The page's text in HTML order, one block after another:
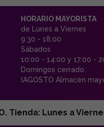
HORARIO MAYORISTA
de Lunes a Viernes
9:30 - 18:00
Sábados
10:00 - 14:00 y 17:00 -
Domingos cerrado.
(AGOSTO Almacén
Tienda: Lunes a